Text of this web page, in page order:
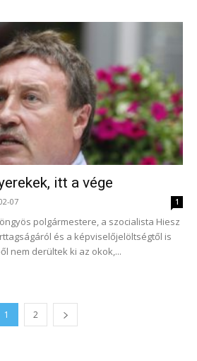
itt a vége
07 1
polgármestere, a szocialista Hiesz
és a képviselőjelöltségtől is
nem derültek ki az okok,...
1 2